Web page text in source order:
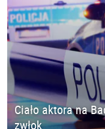
Ciało aktora na
zwłok